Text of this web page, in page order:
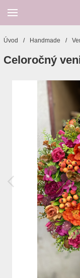
Úvod / Handmade /
Celoročný